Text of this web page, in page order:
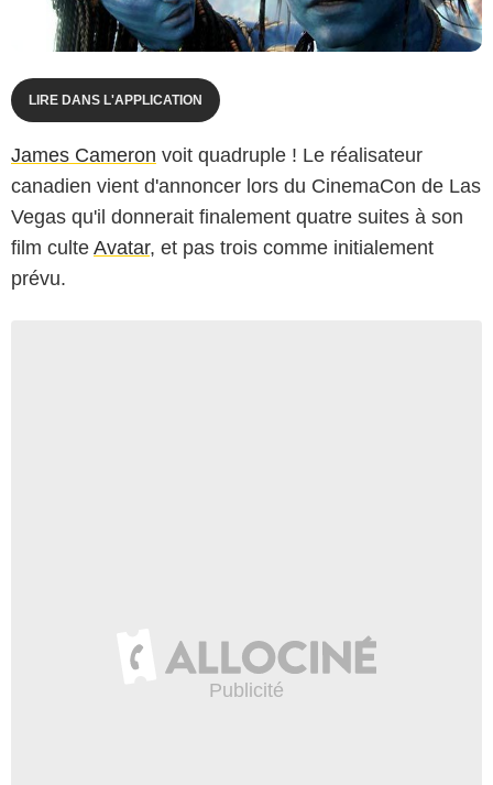
LIRE DANS L'APPLICATION
James Cameron voit quadruple ! Le réalisateur
canadien vient d'annoncer lors du CinemaCon de Las
Vegas qu'il donnerait finalement quatre suites à son
film culte Avatar, et pas trois comme initialement
prévu.